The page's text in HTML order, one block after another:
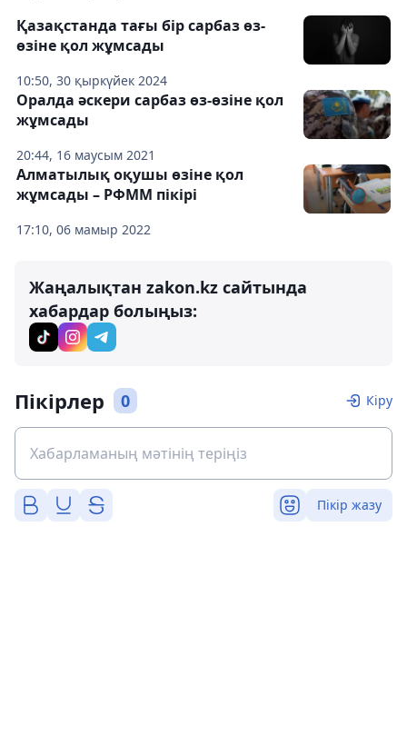
10:50, 30 қыркүйек 2024
Қазақстанда тағы бір сарбаз өз-
өзіне қол жұмсады
20:44, 16 маусым 2021
Оралда әскери сарбаз өз-өзіне қол
жұмсады
17:10, 06 мамыр 2022
Алматылық оқушы өзіне қол
жұмсады – РФММ пікірі
Жаңалықтан zakon.kz сайтында
хабардар болыңыз:
Пікірлер 0 Кіру
Пікір жазу